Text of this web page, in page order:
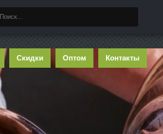
Скидки Оптом Контакты